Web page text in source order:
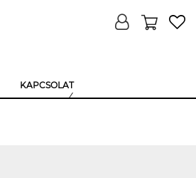
KAPCSOLAT